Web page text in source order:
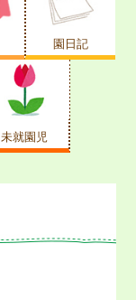
園日記
未就園児